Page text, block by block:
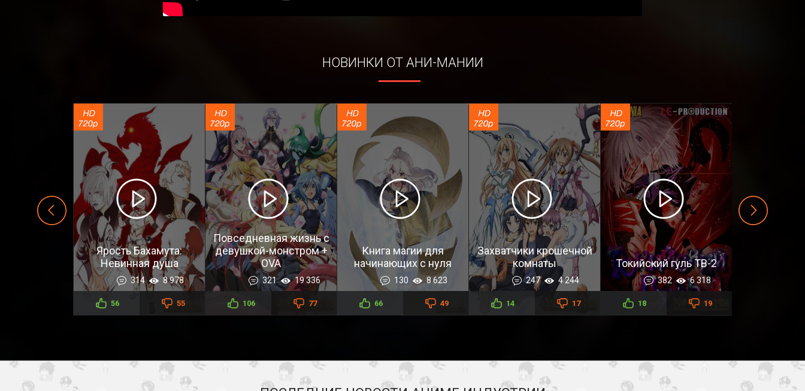
НОВИНКИ ОТ АНИ-МАНИИ
Ярость Бахамута:
Невинная душа
314 8 978
56 55
Повседневная жизнь с
девушкой-монстром +
OVA
321 19 336
106 77
Книга магии для
начинающих с нуля
130 8 623
66 49
Захватчики крошечной
комнаты
247 4 244
14 17
Токийский гуль ТВ-2
382 6 318
18 19